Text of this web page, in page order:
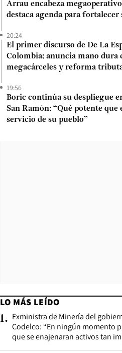
Arrau encabeza
destaca agenda para
20:24
El primer discurso de De La
Colombia: anuncia mano
megacárceles y reforma
19:56
Boric continúa su despliegue
San Ramón: “Qué potente
servicio de su pueblo”
LO MÁS LEÍDO
1. Exministra de Minería del
Codelco: “En ningún momento
que se enajenaran activos tan